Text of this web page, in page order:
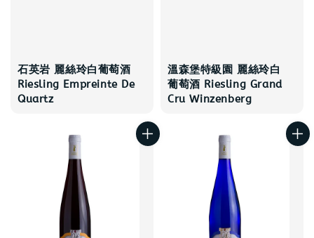
石英岩 麗絲玲白葡萄酒
Riesling Empreinte De
Quartz
溫森堡特級園 麗絲玲白
葡萄酒 Riesling Grand
Cru Winzenberg